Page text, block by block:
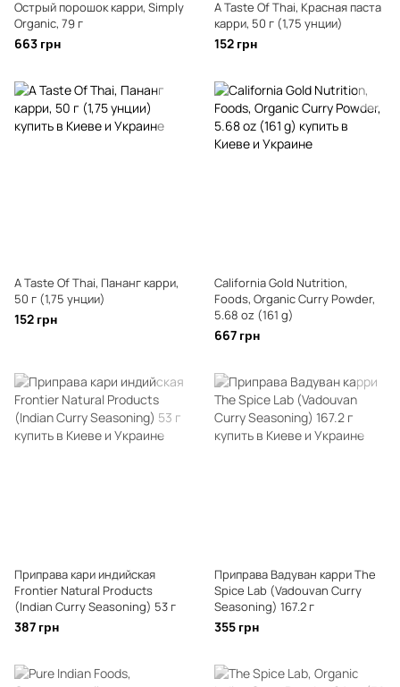
Острый порошок карри, Simply
Organic, 79 г
663 грн
A Taste Of Thai, Красная паста
карри, 50 г (1,75 унции)
152 грн
A Taste Of Thai, Пананг карри,
50 г (1,75 унции)
152 грн
California Gold Nutrition,
Foods, Organic Curry Powder,
5.68 oz (161 g)
667 грн
Приправа кари индийская
Frontier Natural Products
(Indian Curry Seasoning) 53 г
387 грн
Приправа Вадуван карри The
Spice Lab (Vadouvan Curry
Seasoning) 167.2 г
355 грн